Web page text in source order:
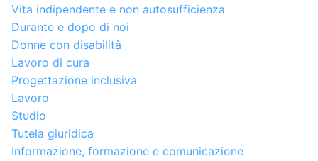
Vita indipendente e non autosufficienza
Durante e dopo di noi
Donne con disabilità
Lavoro di cura
Progettazione inclusiva
Lavoro
Studio
Tutela giuridica
Informazione, formazione e comunicazione